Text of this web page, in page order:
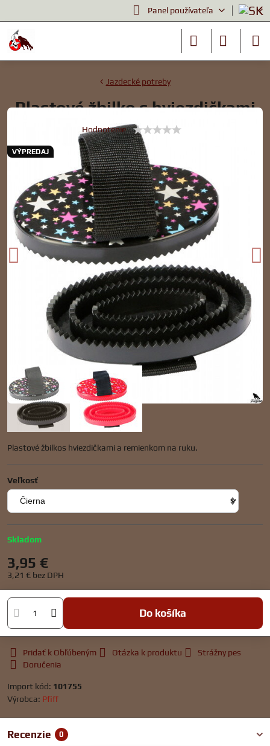
Panel používateľa
VÝPREDAJ
Jazdecké potreby
Plastové žbilko s hviezdičkami
Hodnotenie
Plastové žbilkos hviezdičkami a remienkom na ruku.
Veľkosť
Skladom
3,95 €
3,21 € bez DPH
Do košíka
Pridať k Obľúbeným Otázka k produktu
Strážny pes
Doručenia
Import kód: 101755
Výrobca: Pfiff
Recenzie 0